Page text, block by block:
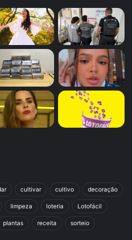
cultivar cultivo decoração
limpeza loteria Lotofácil
plantas receita sorteio